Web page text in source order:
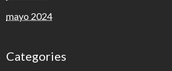
mayo 2024
Categories